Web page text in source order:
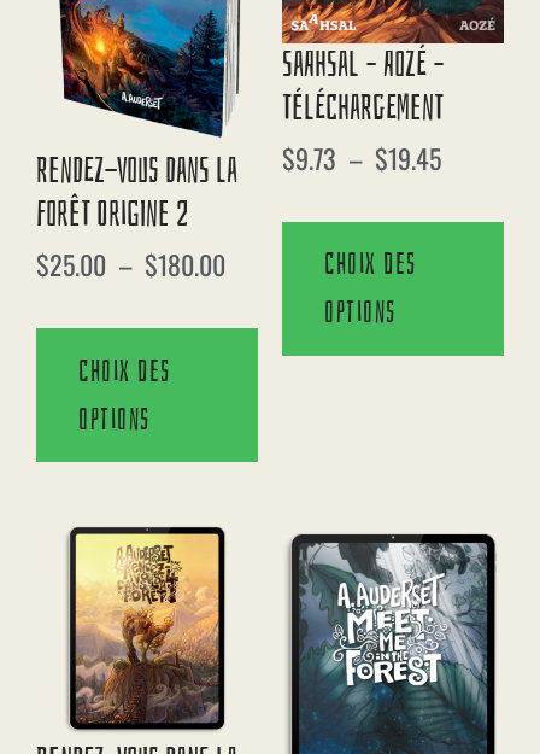
Rendez-Vous Dans La
Forêt Origine 2
$25.00 – $180.00
Choix des
options
Saahsal – Aozé –
Téléchargement
$9.73 – $19.45
Choix des
options